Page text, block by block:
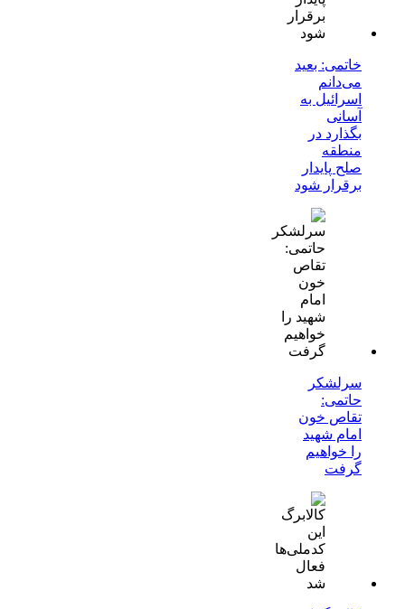
خاتمی: بعید
می‌دانم
اسرائیل به
آسانی
بگذارد در
منطقه
صلح پایدار
برقرار شود
سرلشکر
حاتمی:
تقاص خون
امام شهید
را خواهیم
گرفت